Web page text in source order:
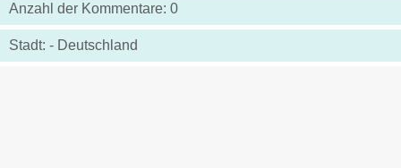
Anzahl der Kommentare: 0
Stadt: - Deutschland